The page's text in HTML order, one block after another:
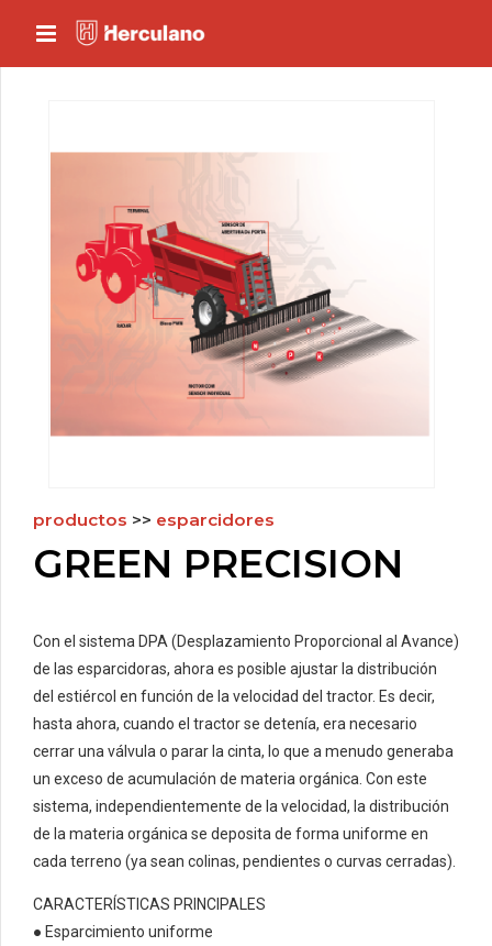
productos >> esparcidores
GREEN PRECISION
Con el sistema DPA (Desplazamiento Proporcional al Avance)
de las esparcidoras, ahora es posible ajustar la distribución
del estiércol en función de la velocidad del tractor. Es decir,
hasta ahora, cuando el tractor se detenía, era necesario
cerrar una válvula o parar la cinta, lo que a menudo generaba
un exceso de acumulación de materia orgánica. Con este
sistema, independientemente de la velocidad, la distribución
de la materia orgánica se deposita de forma uniforme en
cada terreno (ya sean colinas, pendientes o curvas cerradas).
CARACTERÍSTICAS PRINCIPALES
● Esparcimiento uniforme